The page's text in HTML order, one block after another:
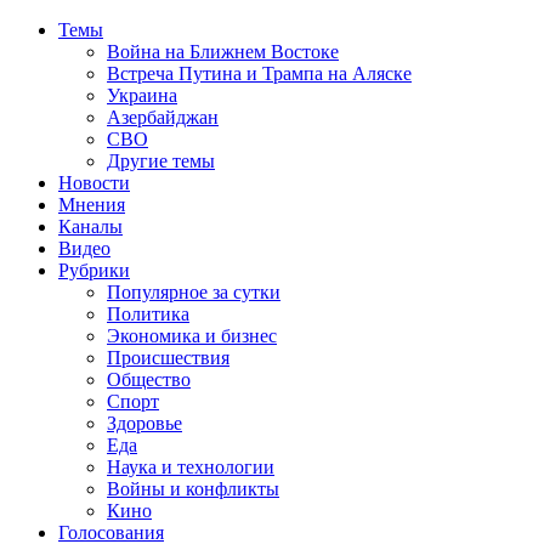
Темы
Война на Ближнем Востоке
Встреча Путина и Трампа на Аляске
Украина
Азербайджан
СВО
Другие темы
Новости
Мнения
Каналы
Видео
Рубрики
Популярное за сутки
Политика
Экономика и бизнес
Происшествия
Общество
Спорт
Здоровье
Еда
Наука и технологии
Войны и конфликты
Кино
Голосования